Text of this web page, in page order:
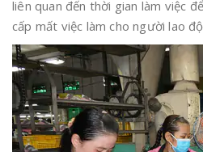
liên quan đến thời gian làm việc
cấp mất việc làm cho người lao